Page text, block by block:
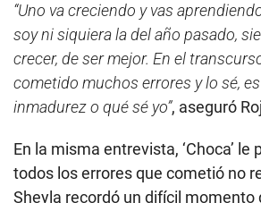
“Uno va creciendo y vas
soy ni siquiera la del año pasado,
crecer, de ser mejor. En el
cometido muchos errores y lo sé,
inmadurez o qué sé yo”, aseguró
En la misma entrevista, ‘Choca’ le
todos los errores que cometió no
Sheyla recordó un difícil momento